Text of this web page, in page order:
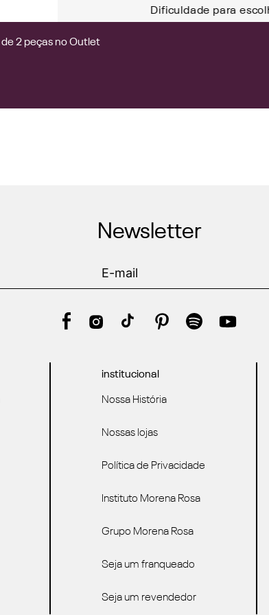
Dificuldade para
de 2 peças no Outlet
Newsletter
institucional
Nossa História
Nossas lojas
Política de Privacidade
Instituto Morena Rosa
Grupo Morena Rosa
Seja um franqueado
Seja um revendedor